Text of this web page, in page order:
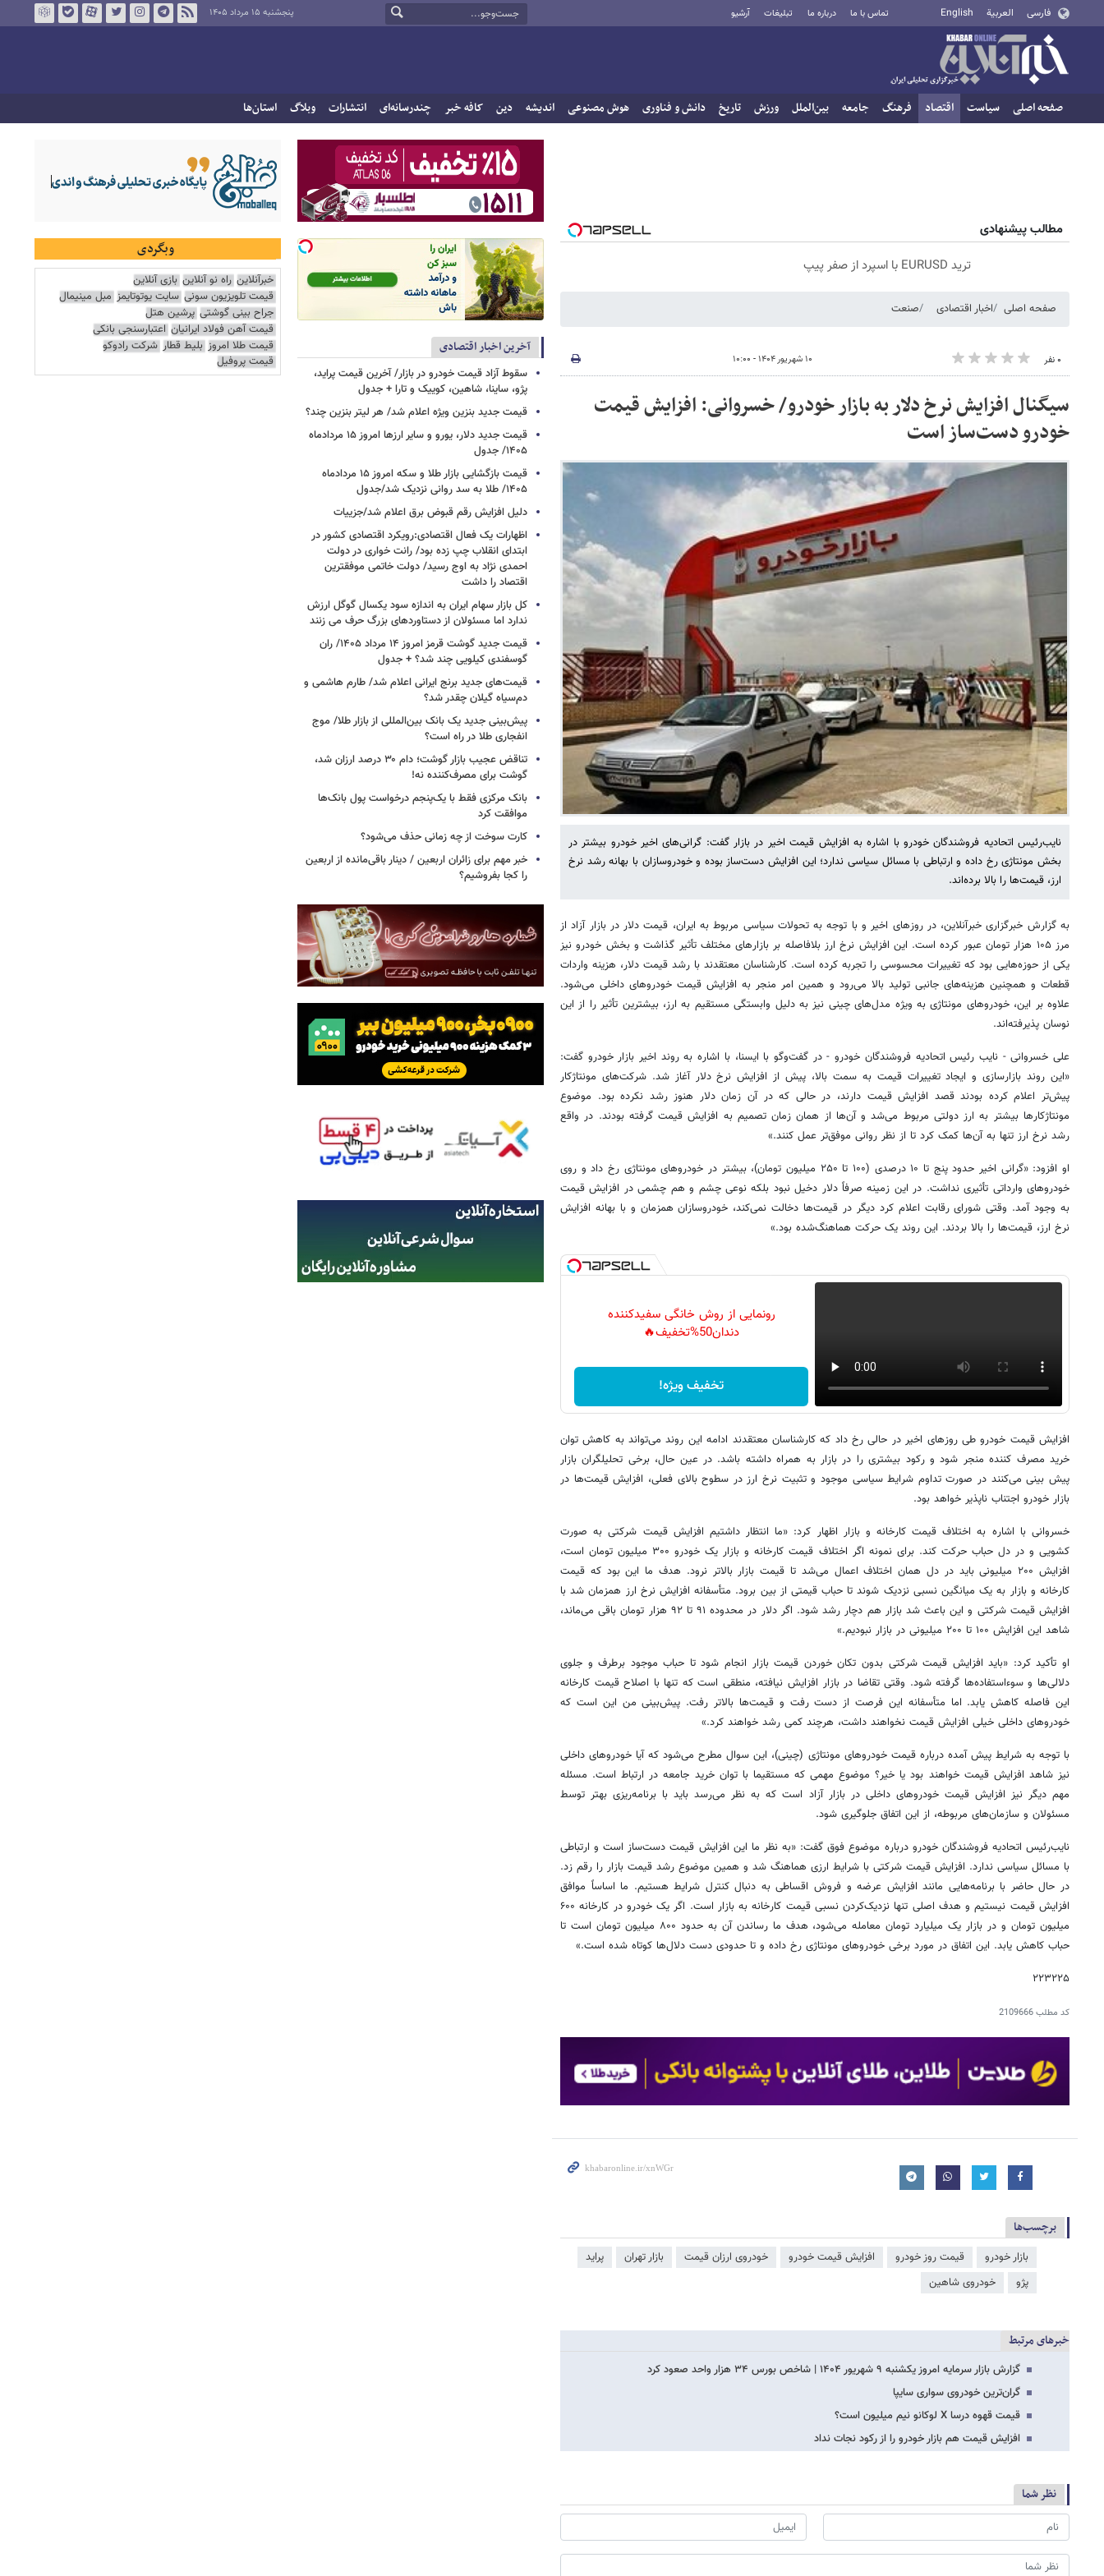
فارسی العربية English تماس با ما درباره ما تبلیغات آرشیو پنجشنبه ۱۵ مرداد ۱۴۰۵
صفحه اصلی سیاست اقتصاد فرهنگ جامعه بین‌الملل ورزش تاریخ دانش و فناوری هوش مصنوعی اندیشه دین کافه خبر چندرسانه‌ای انتشارات وبلاگ استان‌ها
مطالب پیشنهادی
ترید EURUSD با اسپرد از صفر پیپ
صفحه اصلی اخبار اقتصادی صنعت
۰ نفر ۱۰ شهریور ۱۴۰۴ - ۱۰:۰۰
سیگنال افزایش نرخ دلار به بازار خودرو/ خسروانی: افزایش قیمت
خودرو دست‌ساز است
نایب‌رئیس اتحادیه فروشندگان خودرو با اشاره به افزایش قیمت اخیر در بازار گفت: گرانی‌های اخیر خودرو بیشتر در
بخش مونتاژی رخ داده و ارتباطی با مسائل سیاسی ندارد؛ این افزایش دست‌ساز بوده و خودروسازان با بهانه رشد نرخ
ارز، قیمت‌ها را بالا برده‌اند.
به گزارش خبرگزاری خبرآنلاین، در روزهای اخیر و با توجه به تحولات سیاسی مربوط به ایران، قیمت دلار در بازار آزاد از
مرز ۱۰۵ هزار تومان عبور کرده است. این افزایش نرخ ارز بلافاصله بر بازارهای مختلف تأثیر گذاشت و بخش خودرو نیز
یکی از حوزه‌هایی بود که تغییرات محسوسی را تجربه کرده است. کارشناسان معتقدند با رشد قیمت دلار، هزینه واردات
قطعات و همچنین هزینه‌های جانبی تولید بالا می‌رود و همین امر منجر به افزایش قیمت خودروهای داخلی می‌شود.
علاوه بر این، خودروهای مونتاژی به‌ ویژه مدل‌های چینی نیز به دلیل وابستگی مستقیم به ارز، بیشترین تأثیر را از این
نوسان پذیرفته‌اند.
علی خسروانی - نایب‌ رئیس اتحادیه فروشندگان خودرو - در گفت‌وگو با ایسنا، با اشاره به روند اخیر بازار خودرو گفت:
«این روند بازارسازی و ایجاد تغییرات قیمت به سمت بالا، پیش از افزایش نرخ دلار آغاز شد. شرکت‌های مونتاژکار
پیش‌تر اعلام کرده بودند قصد افزایش قیمت دارند، در حالی‌ که در آن زمان دلار هنوز رشد نکرده بود. موضوع
مونتاژکارها بیشتر به ارز دولتی مربوط می‌شد و آن‌ها از همان زمان تصمیم به افزایش قیمت گرفته بودند. در واقع
رشد نرخ ارز تنها به آن‌ها کمک کرد تا از نظر روانی موفق‌تر عمل کنند.»
او افزود: «گرانی اخیر حدود پنج تا ۱۰ درصدی (۱۰۰ تا ۲۵۰ میلیون تومان)، بیشتر در خودروهای مونتاژی رخ داد و روی
خودروهای وارداتی تأثیری نداشت. در این زمینه صرفاً دلار دخیل نبود بلکه نوعی چشم‌ و هم‌ چشمی در افزایش قیمت
به وجود آمد. وقتی شورای رقابت اعلام کرد دیگر در قیمت‌ها دخالت نمی‌کند، خودروسازان همزمان و با بهانه افزایش
نرخ ارز، قیمت‌ها را بالا بردند. این روند یک حرکت هماهنگ‌شده بود.»
رونمایی از روش خانگی سفیدکننده
دندان50%تخفیف🔥
تخفیف ویژه!
افزایش قیمت خودرو طی روزهای اخیر در حالی رخ داد که کارشناسان معتقدند ادامه این روند می‌تواند به کاهش توان
خرید مصرف‌ کننده منجر شود و رکود بیشتری را در بازار به همراه داشته باشد. در عین حال، برخی تحلیلگران بازار
پیش‌ بینی می‌کنند در صورت تداوم شرایط سیاسی موجود و تثبیت نرخ ارز در سطوح بالای فعلی، افزایش قیمت‌ها در
بازار خودرو اجتناب‌ ناپذیر خواهد بود.
خسروانی با اشاره به اختلاف قیمت کارخانه و بازار اظهار کرد: «ما انتظار داشتیم افزایش قیمت شرکتی به صورت
کشویی و در دل حباب حرکت کند. برای نمونه اگر اختلاف قیمت کارخانه و بازار یک خودرو ۳۰۰ میلیون تومان است،
افزایش ۲۰۰ میلیونی باید در دل همان اختلاف اعمال می‌شد تا قیمت بازار بالاتر نرود. هدف ما این بود که قیمت
کارخانه و بازار به یک میانگین نسبی نزدیک شوند تا حباب قیمتی از بین برود. متأسفانه افزایش نرخ ارز همزمان شد با
افزایش قیمت شرکتی و این باعث شد بازار هم دچار رشد شود. اگر دلار در محدوده ۹۱ تا ۹۲ هزار تومان باقی می‌ماند،
شاهد این افزایش ۱۰۰ تا ۲۰۰ میلیونی در بازار نبودیم.»
او تأکید کرد: «باید افزایش قیمت شرکتی بدون تکان خوردن قیمت بازار انجام شود تا حباب موجود برطرف و جلوی
دلالی‌ها و سوءاستفاده‌ها گرفته شود. وقتی تقاضا در بازار افزایش نیافته، منطقی است که تنها با اصلاح قیمت کارخانه
این فاصله کاهش یابد. اما متأسفانه این فرصت از دست رفت و قیمت‌ها بالاتر رفت. پیش‌بینی من این است که
خودروهای داخلی خیلی افزایش قیمت نخواهند داشت، هرچند کمی رشد خواهند کرد.»
با توجه به شرایط پیش آمده درباره قیمت خودروهای مونتاژی (چینی)، این سوال مطرح می‌شود که آیا خودروهای داخلی
نیز شاهد افزایش قیمت خواهند بود یا خیر؟ موضوع مهمی که مستقیما با توان خرید جامعه در ارتباط است. مسئله
مهم دیگر نیز افزایش قیمت خودروهای داخلی در بازار آزاد است که به نظر می‌رسد باید با برنامه‌ریزی بهتر توسط
مسئولان و سازمان‌های مربوطه، از این اتفاق جلوگیری شود.
نایب‌رئیس اتحادیه فروشندگان خودرو درباره موضوع فوق گفت: «به نظر ما این افزایش قیمت دست‌ساز است و ارتباطی
با مسائل سیاسی ندارد. افزایش قیمت شرکتی با شرایط ارزی هماهنگ شد و همین موضوع رشد قیمت بازار را رقم زد.
در حال حاضر با برنامه‌هایی مانند افزایش عرضه و فروش اقساطی به دنبال کنترل شرایط هستیم. ما اساساً موافق
افزایش قیمت نیستیم و هدف اصلی تنها نزدیک‌کردن نسبی قیمت کارخانه به بازار است. اگر یک خودرو در کارخانه ۶۰۰
میلیون تومان و در بازار یک میلیارد تومان معامله می‌شود، هدف ما رساندن آن به حدود ۸۰۰ میلیون تومان است تا
حباب کاهش یابد. این اتفاق در مورد برخی خودروهای مونتاژی رخ داده و تا حدودی دست دلال‌ها کوتاه شده است.»
۲۲۳۲۲۵
کد مطلب2109666
برچسب‌ها
بازار خودرو قیمت روز خودرو افزایش قیمت خودرو خودروی ارزان قیمت بازار تهران
پراید
پژو
خودروی شاهین
خبرهای مرتبط
گزارش بازار سرمایه امروز یکشنبه ۹ شهریور ۱۴۰۴ | شاخص بورس ۳۴ هزار واحد صعود کرد
گران‌ترین خودروی سواری سایپا
قیمت قهوه درسا X لوکانو نیم میلیون است؟
افزایش قیمت هم بازار خودرو را از رکود نجات نداد
نظر شما
آخرین اخبار اقتصادی
سقوط آزاد قیمت خودرو در بازار/ آخرین قیمت پراید،
پژو، ساینا، شاهین، کوییک و تارا + جدول
قیمت جدید بنزین ویژه اعلام شد/ هر لیتر بنزین چند؟
قیمت جدید دلار، یورو و سایر ارزها امروز ۱۵ مردادماه
۱۴۰۵/ جدول
قیمت بازگشایی بازار طلا و سکه امروز ۱۵ مردادماه
۱۴۰۵/ طلا به سد روانی نزدیک شد/جدول
دلیل افزایش رقم قبوض برق اعلام شد/جزییات
اظهارات یک فعال اقتصادی:رویکرد اقتصادی کشور در
ابتدای انقلاب چپ زده بود/ رانت خواری در دولت
احمدی نژاد به اوج رسید/ دولت خاتمی موفقترین
اقتصاد را داشت
کل بازار سهام ایران به اندازه سود یکسال گوگل ارزش
ندارد اما مسئولان از دستاوردهای بزرگ حرف می زنند
قیمت جدید گوشت قرمز امروز ۱۴ مرداد ۱۴۰۵/ ران
گوسفندی کیلویی چند شد؟ + جدول
قیمت‌های جدید برنج ایرانی اعلام شد/ طارم هاشمی و
دم‌سیاه گیلان چقدر شد؟
پیش‌بینی جدید یک بانک بین‌المللی از بازار طلا/ موج
انفجاری طلا در راه است؟
تناقض عجیب بازار گوشت؛ دام ۳۰ درصد ارزان شد،
گوشت برای مصرف‌کننده نه!
بانک مرکزی فقط با یک‌‎پنجم درخواست پول بانک‌ها
موافقت کرد
کارت سوخت از چه زمانی حذف می‌شود؟
خبر مهم برای زائران اربعین / دینار باقی‌مانده از اربعین
را کجا بفروشیم؟
وبگردی
خبرآنلاین راه نو آنلاین بازی آنلاین
قیمت تلویزیون سونی سایت یوتوتایمز مبل مینیمال
جراح بینی گوشتی پرشین هتل
قیمت آهن فولاد ایرانیان اعتبارسنجی بانکی
قیمت طلا امروز بلیط قطار شرکت رادوکو
قیمت پروفیل